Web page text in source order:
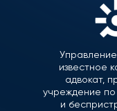
известное
адвокат,
учреждение по
и